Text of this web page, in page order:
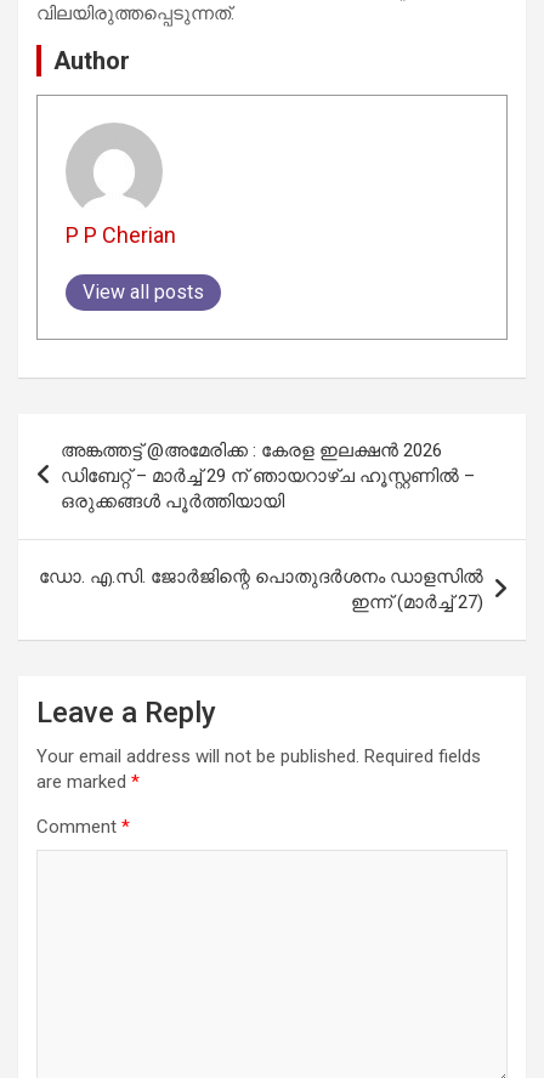
വിലയിരുത്തപ്പെടുന്നത്.
Author
P P Cherian
View all posts
navigation
അങ്കത്തട്ട് @അമേരിക്ക : കേരള ഇലക്ഷൻ 2026
ഡിബേറ്റ് – മാർച്ച് 29 ന് ഞായറാഴ്ച ഹൂസ്റ്റണിൽ –
ഒരുക്കങ്ങൾ പൂർത്തിയായി
ഡോ. എ.സി. ജോർജിന്റെ പൊതുദർശനം ഡാളസിൽ
ഇന്ന് (മാർച്ച് 27)
Leave a Reply
Your email address will not be published. Required fields
are marked *
Comment *